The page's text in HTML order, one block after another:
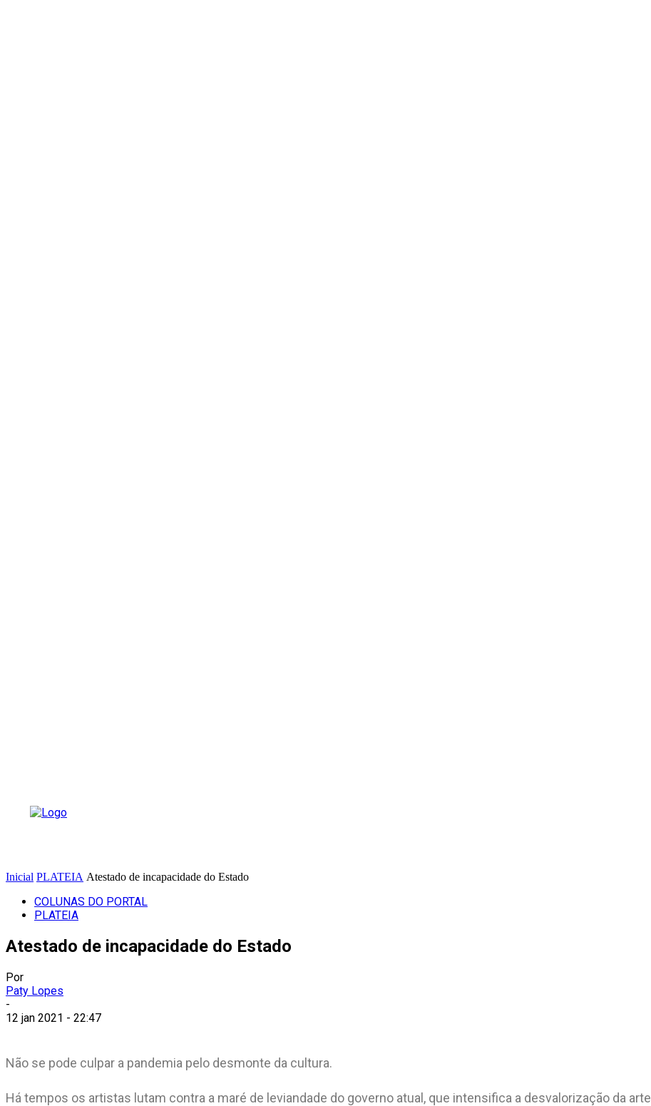
Inicial PLATEIA Atestado de incapacidade do Estado
COLUNAS DO PORTAL
PLATEIA
Atestado de incapacidade do Estado
Por
Paty Lopes
-
12 jan 2021 - 22:47
Não se pode culpar a pandemia pelo desmonte da cultura.
Há tempos os artistas lutam contra a maré de leviandade do governo atual, que intensifica a desvalorização da